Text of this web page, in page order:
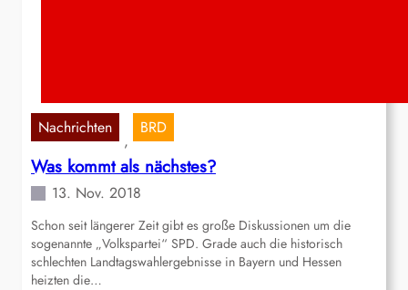
Nachrichten
,
BRD
Was kommt als nächstes?
13. Nov. 2018
Schon seit längerer Zeit gibt es große Diskussionen um die
sogenannte „Volkspartei“ SPD. Grade auch die historisch
schlechten Landtagswahlergebnisse in Bayern und Hessen
heizten die…